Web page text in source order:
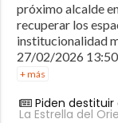
próximo alcalde
recuperar los
institucionalidad
27/02/2026 13:50
+ más
Piden
La Estrella del